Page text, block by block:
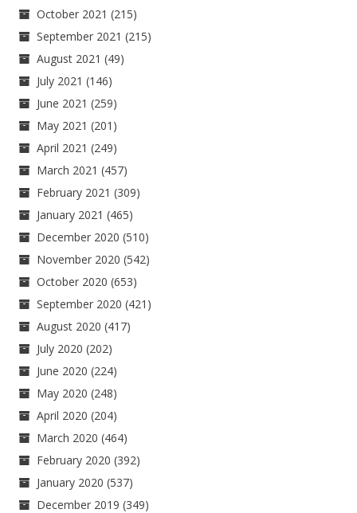
October 2021 (215)
September 2021 (215)
August 2021 (49)
July 2021 (146)
June 2021 (259)
May 2021 (201)
April 2021 (249)
March 2021 (457)
February 2021 (309)
January 2021 (465)
December 2020 (510)
November 2020 (542)
October 2020 (653)
September 2020 (421)
August 2020 (417)
July 2020 (202)
June 2020 (224)
May 2020 (248)
April 2020 (204)
March 2020 (464)
February 2020 (392)
January 2020 (537)
December 2019 (349)